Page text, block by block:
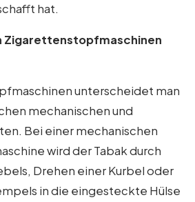
hat.
Zigarettenstopfmaschinen
unterscheidet man
mechanischen und
Bei einer mechanischen
wird der Tabak durch
Drehen einer Kurbel oder
in die eingesteckte Hülse